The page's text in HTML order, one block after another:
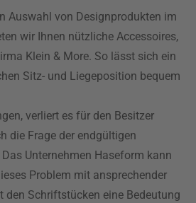
Auswahl von Designprodukten im
wir Ihnen nützliche Accessoires,
Klein & More. So lässt sich ein
Sitz- und Liegeposition bequem
verliert es für den Besitzer
die Frage der endgültigen
Unternehmen Haseform kann
Problem mit ansprechender
den Schriftstücken eine Bedeutung